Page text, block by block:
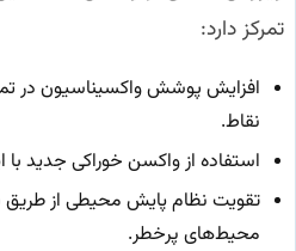
تمرکز دارد:
افزایش پوشش واکسیناسیون در
نقاط.
استفاده از واکسن خوراکی جدید با
تقویت نظام پایش محیطی از طریق
محیط‌های پرخطر.